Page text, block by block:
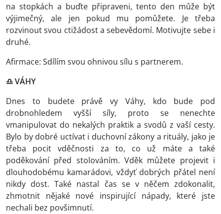
na stopkách a buďte připraveni, tento den může být
výjimečný, ale jen pokud mu pomůžete. Je třeba
rozvinout svou ctižádost a sebevědomí. Motivujte sebe i
druhé.
Afirmace: Sdílím svou ohnivou sílu s partnerem.
♎ VÁHY
Dnes to budete právě vy Váhy, kdo bude pod
drobnohledem vyšší síly, proto se nenechte
vmanipulovat do nekalých praktik a svodů z vaší cesty.
Bylo by dobré uctívat i duchovní zákony a rituály, jako je
třeba pocit vděčnosti za to, co už máte a také
poděkování před stolováním. Vděk můžete projevit i
dlouhodobému kamarádovi, vždyť dobrých přátel není
nikdy dost. Také nastal čas se v něčem zdokonalit,
zhmotnit nějaké nové inspirující nápady, které jste
nechali bez povšimnutí.